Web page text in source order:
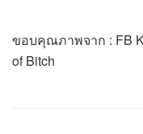
ขอบคุณภาพจาก : FB
of Bitch